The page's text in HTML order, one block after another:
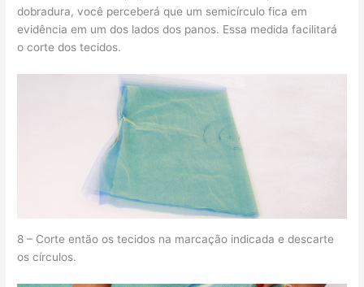
dobradura, você perceberá que um semicírculo fica em
evidência em um dos lados dos panos. Essa medida facilitará
o corte dos tecidos.
8 – Corte então os tecidos na marcação indicada e descarte
os círculos.